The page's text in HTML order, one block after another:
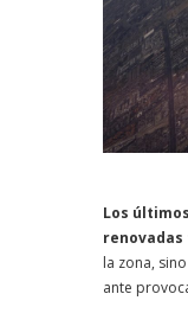
Los
la zona,
ante